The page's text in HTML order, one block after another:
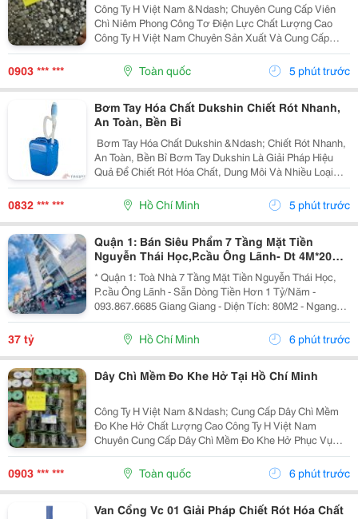
Công Ty H Việt Nam &Ndash; Chuyên Cung Cấp Viên
Chì Niêm Phong Công Tơ Điện Lực Chất Lượng Cao
Công Ty H Việt Nam Chuyên Sản Xuất Và Cung Cấp
Viên Chì Niêm Phong Công Tơ Điện Lực Với Chất
Lượng Ổn Định, Đáp Ứng Nhu Cầu Của Các Đơn Vị
Điện Lực,...
0903 *** *** Toàn quốc 5 phút trước
Bơm Tay Hóa Chất Dukshin Chiết Rót Nhanh,
An Toàn, Bền Bỉ
️ Bơm Tay Hóa Chất Dukshin &Ndash; Chiết Rót Nhanh,
An Toàn, Bền Bỉ Bơm Tay Dukshin Là Giải Pháp Hiệu
Quả Để Chiết Rót Hóa Chất, Dung Môi Và Nhiều Loại
Chất Lỏng Từ Thùng Phuy 200L Một Cách Nhanh Chóng
Và Tiện Lợi. ✅ Vận Hành Bằng Tay, Không Cần...
0832 *** *** Hồ Chí Minh 5 phút trước
Quận 1: Bán Siêu Phẩm 7 Tầng Mặt Tiền
Nguyễn Thái Học,P.cầu Ông Lãnh- Dt 4M*20M
Sh Vuông Đẹp- Dòng Tiền Đều Hơn 1 Tỷ/Năm-
Chính
* Quận 1: Toà Nhà 7 Tầng Mặt Tiền Nguyễn Thái Học,
P.cầu Ông Lãnh - Sẵn Dòng Tiền Hơn 1 Tỷ/Năm -
093.867.6685 Giang Giang - Diện Tích: 80M2 - Ngang
4M * 20M. - Kết Cấu: 7 Tầng - Thang Máy - 12 Phòng Mỗi
Tầng 2 Phòng Lớn. - Dòng Tiền Khai Thác Full...
37 tỷ Hồ Chí Minh 6 phút trước
Dây Chì Mềm Đo Khe Hở Tại Hồ Chí Minh
Công Ty H Việt Nam &Ndash; Cung Cấp Dây Chì Mềm
Đo Khe Hở Chất Lượng Cao Công Ty H Việt Nam
Chuyên Cung Cấp Dây Chì Mềm Đo Khe Hở Phục Vụ
Ngành Cơ Khí, Sửa Chữa Máy Móc, Đóng Tàu Và Công
Nghiệp Kỹ Thuật. Thông Tin Sản Phẩm: ✅ Dây Chì Mềm
Độ Tinh...
0903 *** *** Toàn quốc 6 phút trước
Van Cổng Vc 01 Giải Pháp Chiết Rót Hóa Chất